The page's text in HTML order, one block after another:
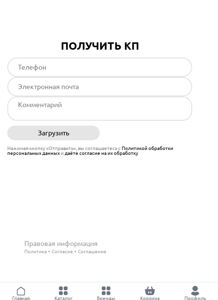
ПОЛУЧИТЬ КП
Загрузить
Нажимая кнопку «Отправить», вы соглашаетесь сПолитикой обработки
персональных данныхи даёте согласие на их обработку
Правовая информация
Политика Согласие Соглашение
Главная Каталог Бренды Корзина Профиль